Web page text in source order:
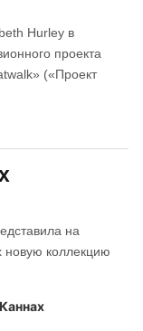
Hurley в
проекта
(«Проект
на
новую коллекцию